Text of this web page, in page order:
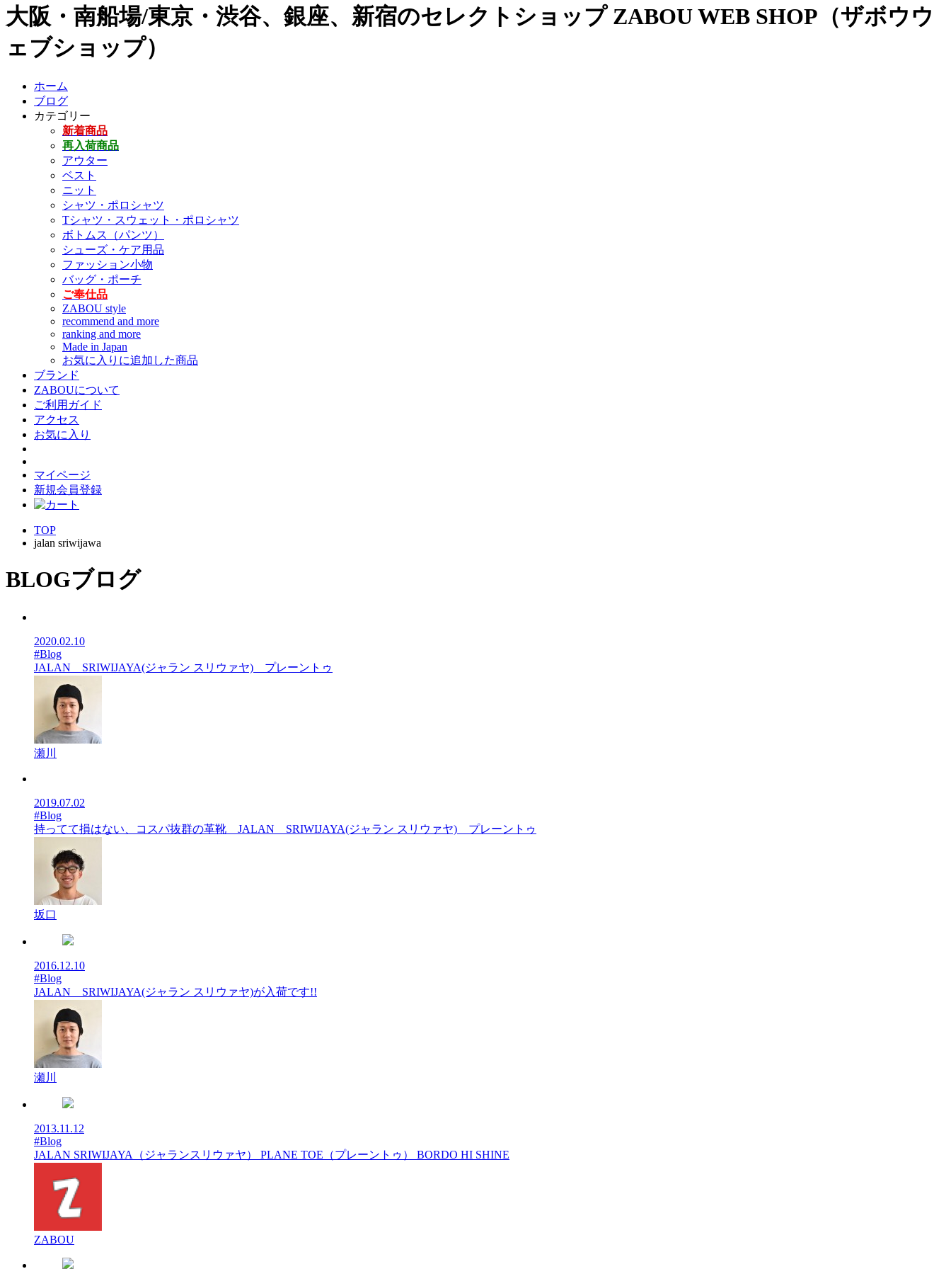
大阪・南船場/東京・渋谷、銀座、新宿のセレクトショップ ZABOU WEB SHOP（ザボウウ
ェブショップ）
ホーム
ブログ
カテゴリー
新着商品
再入荷商品
アウター
ベスト
ニット
シャツ・ポロシャツ
Tシャツ・スウェット・ポロシャツ
ボトムス（パンツ）
シューズ・ケア用品
ファッション小物
バッグ・ポーチ
ご奉仕品
ZABOU style
recommend and more
ranking and more
Made in Japan
お気に入りに追加した商品
ブランド
ZABOUについて
ご利用ガイド
アクセス
お気に入り
マイページ
新規会員登録
TOP
jalan sriwijawa
BLOGブログ
2020.02.10
#Blog
JALAN SRIWIJAYA(ジャラン スリウァヤ) プレーントゥ
瀬川
2019.07.02
#Blog
持ってて損はない、コスパ抜群の革靴 JALAN SRIWIJAYA(ジャラン スリウァヤ) プレーントゥ
坂口
2016.12.10
#Blog
JALAN SRIWIJAYA(ジャラン スリウァヤ)が入荷です!!
瀬川
2013.11.12
#Blog
JALAN SRIWIJAYA（ジャランスリウァヤ） PLANE TOE（プレーントゥ） BORDO HI SHINE
ZABOU